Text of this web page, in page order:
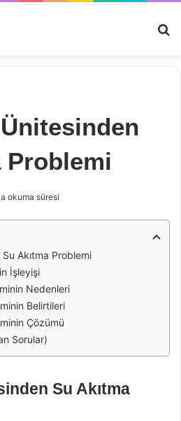
Problemi
okuma süresi
Akıtma Problemi
İşleyişi
Nedenleri
Belirtileri
Çözümü
Sorular)
Su Akıtma